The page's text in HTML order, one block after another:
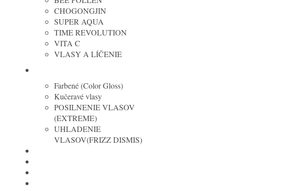
CHOGONGJIN
SUPER AQUA
TIME REVOLUTION
VITA C
VLASY A LÍČENIE
Farbené (Color Gloss)
Kučeravé vlasy
POSILNENIE VLASOV
(EXTREME)
UHLADENIE
VLASOV(FRIZZ DISMIS)